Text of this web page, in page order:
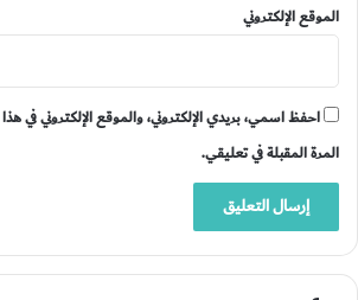
الموقع الإلكتروني
احفظ اسمي، بريدي الإلكتروني، والموقع الإلكتروني في
المرة المقبلة في تعليقي.